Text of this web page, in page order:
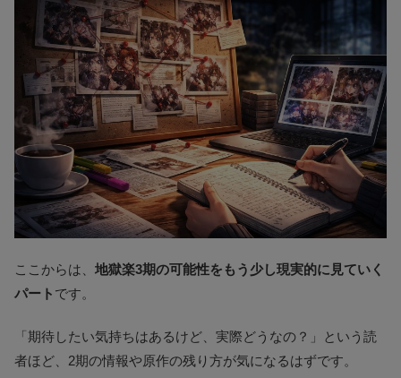
ここからは、 地獄楽3期の可能性をもう少し現実的に見ていく
パート です。
「期待したい気持ちはあるけど、実際どうなの？」という読
者ほど、2期の情報や原作の残り方が気になるはずです。